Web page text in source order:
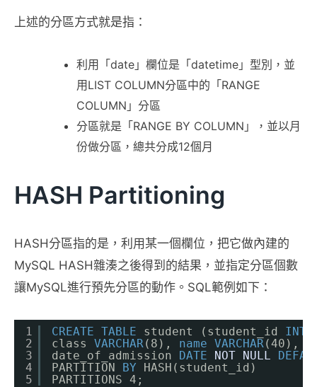
上述的分區方式就是指：
利用「date」欄位是「datetime」型別，並
用LIST COLUMN分區中的「RANGE
COLUMN」分區
分區就是「RANGE BY COLUMN」，並以月
份做分區，總共分成12個月
HASH Partitioning
HASH分區指的是，利用某一個欄位，把它做內建的
MySQL HASH雜湊之後得到的結果，並指定分區個數
讓MySQL進行預先分區的動作。SQL範例如下：
1
2
3
4
5
CREATE TABLE student (student_id INT
class VARCHAR(8), name VARCHAR(40),
date_of_admission DATE NOT NULL
PARTITION BY
HASH(student_id)
PARTITIONS 4;